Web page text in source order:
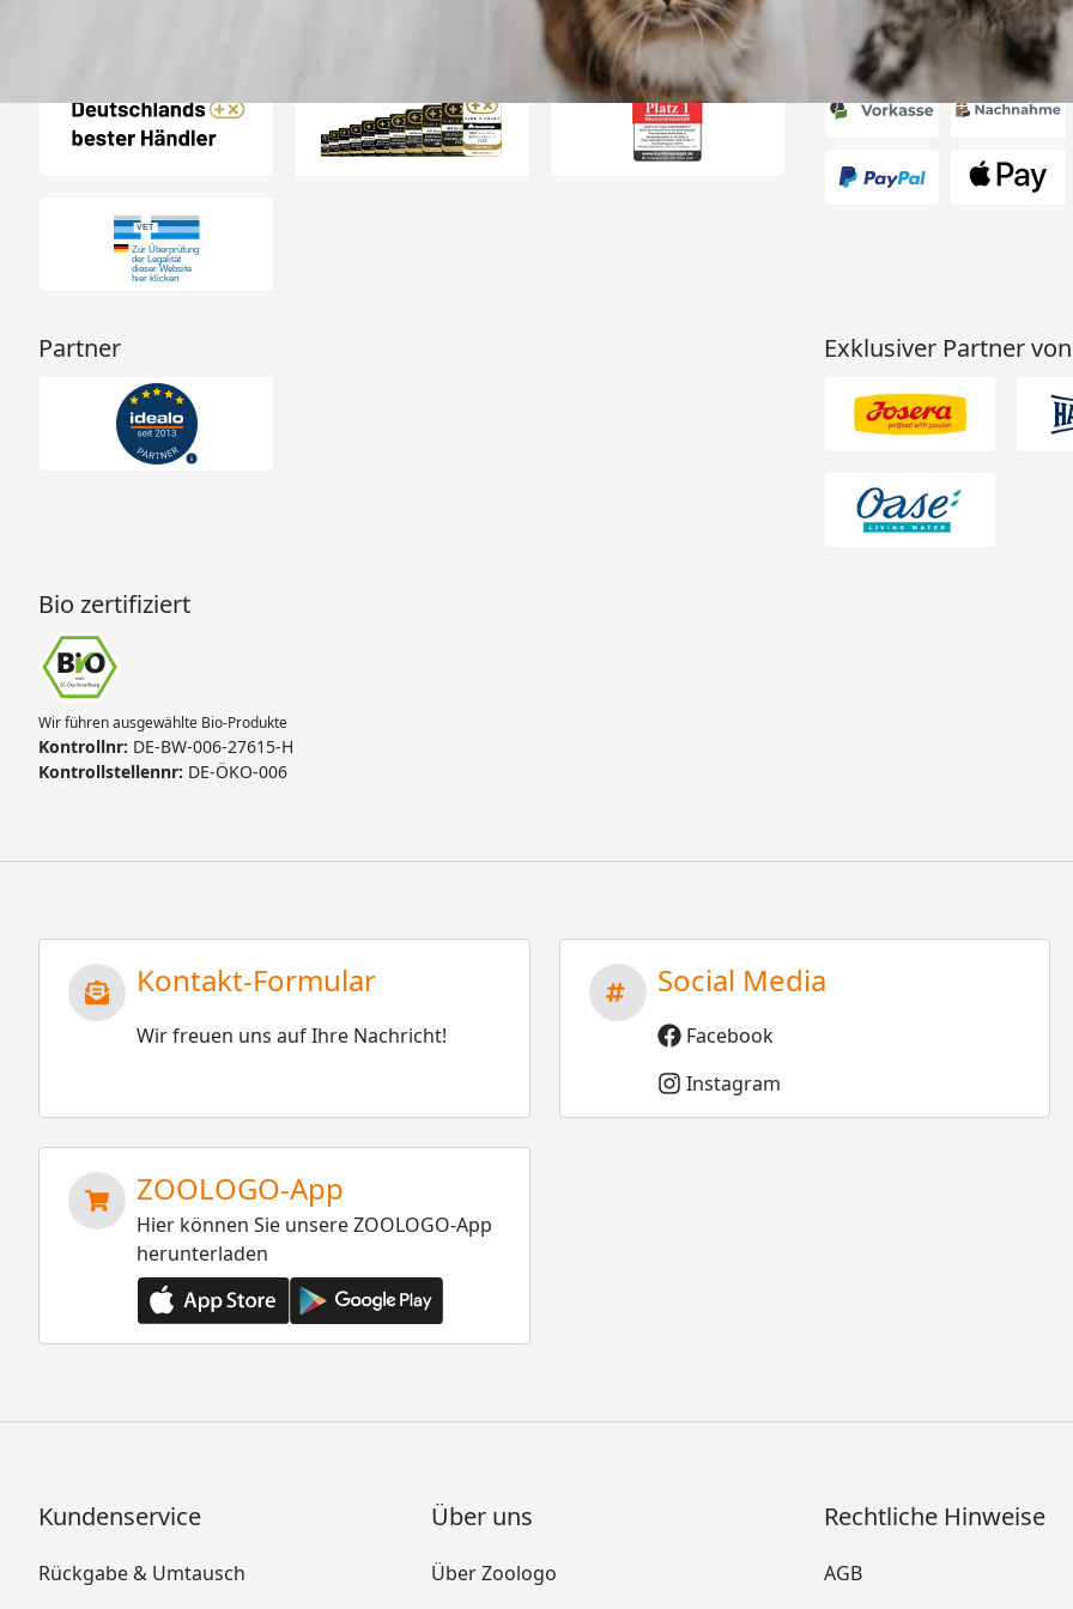
Akzeptierte
Partner Exklusiver Partner von
Bio zertifiziert
Wir führen ausgewählte Bio-Produkte
Kontrollnr: DE-BW-006-27615-H
Kontrollstellennr: DE-ÖKO-006
Kontakt-Formular
Wir freuen uns auf Ihre Nachricht!
Social Media
Facebook
Instagram
ZOOLOGO-App
Hier können Sie unsere ZOOLOGO-App
herunterladen
Kundenservice
Rückgabe & Umtausch
Über uns
Über Zoologo
Rechtliche Hinweise
AGB